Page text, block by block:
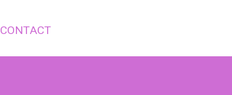
CONTACT